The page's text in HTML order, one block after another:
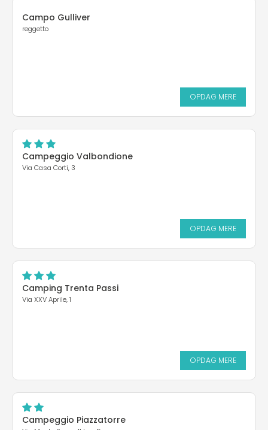
Campo Gulliver
reggetto
OPDAG MERE
Campeggio Valbondione
Via Casa Corti, 3
OPDAG MERE
Camping Trenta Passi
Via XXV Aprile, 1
OPDAG MERE
Campeggio Piazzatorre